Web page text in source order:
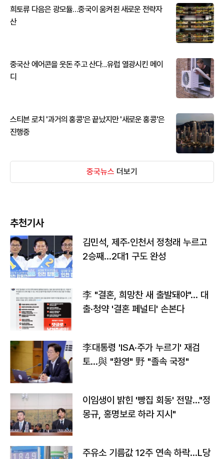
희토류 다음은 광모듈…중국이 움켜쥔 새로운 전략자
산
중국산 에어콘을 웃돈 주고 산다...유럽 열광시킨 메이
디
스티븐 로치 '과거의 홍콩'은 끝났지만 '새로운 홍콩'은
진행중
중국뉴스 더보기
추천기사
김민석, 제주·인천서 정청래 누르고
2승째…2대1 구도 완성
李 "결혼, 희망찬 새 출발돼야"… 대
출·청약 '결혼 페널티' 손본다
李대통령 'ISA·주가 누르기' 재검
토…與 "환영" 野 "졸속 국정"
이임생이 밝힌 '빵집 회동' 전말…"정
몽규, 홍명보로 하라 지시"
주유소 기름값 12주 연속 하락…L당